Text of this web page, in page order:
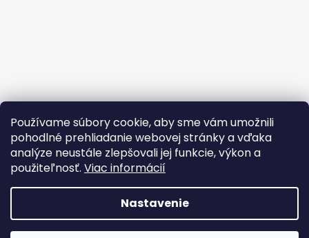
Používame súbory cookie, aby sme vám umožnili
pohodlné prehliadanie webovej stránky a vďaka
analýze neustále zlepšovali jej funkcie, výkon a
použiteľnosť. Viac informácií
Nastavenie